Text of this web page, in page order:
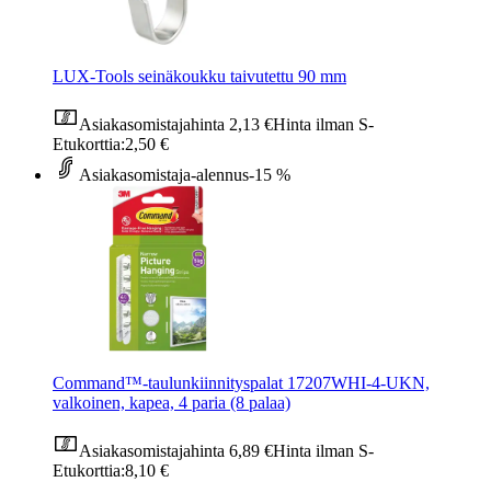
LUX-Tools seinäkoukku taivutettu 90 mm
Asiakasomistajahinta 2,13 €Hinta ilman S-
Etukorttia:2,50 €
Asiakasomistaja-alennus-15 %
Command™-taulunkiinnityspalat 17207WHI-4-UKN,
valkoinen, kapea, 4 paria (8 palaa)
Asiakasomistajahinta 6,89 €Hinta ilman S-
Etukorttia:8,10 €